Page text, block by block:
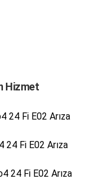
Hizmet
24 Fi E02 Arıza
24 Fi E02 Arıza
24 Fi E02 Arıza